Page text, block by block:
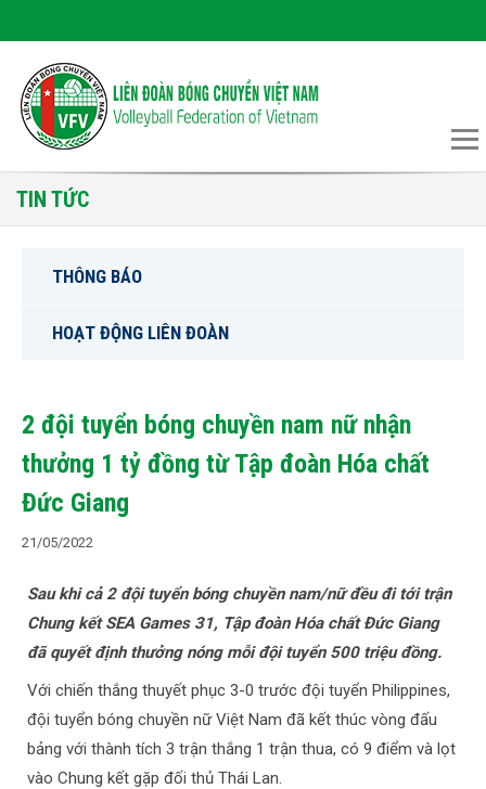
TIN TỨC
THÔNG BÁO
HOẠT ĐỘNG LIÊN ĐOÀN
2 đội tuyển bóng chuyền nam nữ nhận
thưởng 1 tỷ đồng từ Tập đoàn Hóa chất
Đức Giang
21/05/2022
Sau khi cả 2 đội tuyển bóng chuyền nam/nữ đều đi tới trận
Chung kết SEA Games 31, Tập đoàn Hóa chất Đức Giang
đã quyết định thưởng nóng mỗi đội tuyển 500 triệu đồng.
Với chiến thắng thuyết phục 3-0 trước đội tuyển Philippines,
đội tuyển bóng chuyền nữ Việt Nam đã kết thúc vòng đấu
bảng với thành tích 3 trận thắng 1 trận thua, có 9 điểm và lọt
vào Chung kết gặp đối thủ Thái Lan.